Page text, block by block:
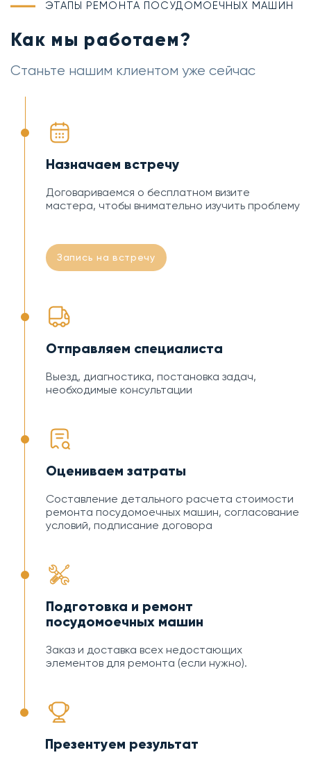
ЭТАПЫ РЕМОНТА ПОСУДОМОЕЧНЫХ МАШИН
Как мы работаем?
Станьте нашим клиентом уже сейчас
Назначаем встречу
Договариваемся о бесплатном визите
мастера, чтобы внимательно изучить проблему
Запись на встречу
Отправляем специалиста
Выезд, диагностика, постановка задач,
необходимые консультации
Оцениваем затраты
Составление детального расчета стоимости
ремонта посудомоечных машин, согласование
условий, подписание договора
Подготовка и ремонт
посудомоечных машин
Заказ и доставка всех недостающих
элементов для ремонта (если нужно).
Презентуем результат